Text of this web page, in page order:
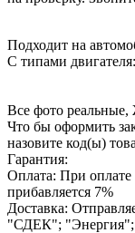
Подходит на
С типами двигателя:
Все фото
Что бы оформить
назовите код(ы)
Гарантия:
Оплата: При
прибавляется 7%
Доставка:
"СДЕК";